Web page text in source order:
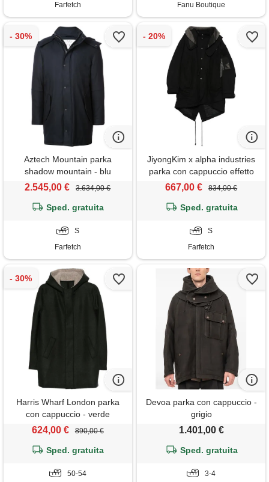
Farfetch
Fanu Boutique
Aztech Mountain parka
shadow mountain - blu
2.545,00 € 3.634,00 €
Sped. gratuita
S
Farfetch
JiyongKim x alpha industries
parka con cappuccio effetto
sbiadito - nero
667,00 € 834,00 €
Sped. gratuita
S
Farfetch
Harris Wharf London parka
con cappuccio - verde
624,00 € 890,00 €
Sped. gratuita
50-54
Devoa parka con cappuccio -
grigio
1.401,00 €
Sped. gratuita
3-4